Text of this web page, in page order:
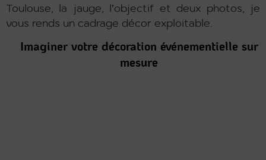
Toulouse, la jauge, l’objectif et deux photos, je
vous rends un cadrage décor exploitable.
Imaginer votre décoration événementielle sur
mesure